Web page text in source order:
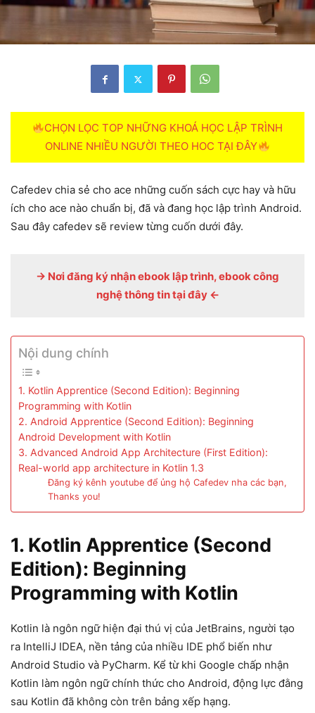
CHỌN LỌC TOP NHỮNG KHOÁ HỌC LẬP TRÌNH
ONLINE NHIỀU NGƯỜI THEO HOC TẠI ĐÂY
Cafedev chia sẻ cho ace những cuốn sách cực hay và hữu
ích cho ace nào chuẩn bị, đã và đang học lập trình Android.
Sau đây cafedev sẽ review từng cuốn dưới đây.
-> Nơi đăng ký nhận ebook lập trình, ebook công
nghệ thông tin tại đây <-
Nội dung chính
1. Kotlin Apprentice (Second Edition): Beginning
Programming with Kotlin
2. Android Apprentice (Second Edition): Beginning
Android Development with Kotlin
3. Advanced Android App Architecture (First Edition):
Real-world app architecture in Kotlin 1.3
Đăng ký kênh youtube để ủng hộ Cafedev nha các bạn,
Thanks you!
1. Kotlin Apprentice (Second
Edition): Beginning
Programming with Kotlin
Kotlin là ngôn ngữ hiện đại thú vị của JetBrains, người tạo
ra IntelliJ IDEA, nền tảng của nhiều IDE phổ biến như
Android Studio và PyCharm. Kể từ khi Google chấp nhận
Kotlin làm ngôn ngữ chính thức cho Android, động lực đằng
sau Kotlin đã không còn trên bảng xếp hạng.